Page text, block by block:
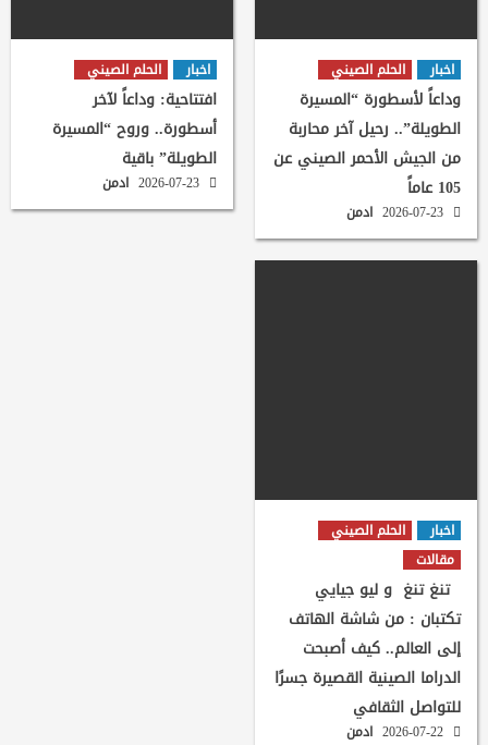
اخبار الحلم الصيني
وداعاً لأسطورة “المسيرة
الطويلة”.. رحيل آخر محاربة
من الجيش الأحمر الصيني عن
105 عاماً
ادمن
اخبار الحلم الصيني
افتتاحية: وداعاً لآخر
أسطورة.. وروح “المسيرة
الطويلة” باقية
ادمن
اخبار
الحلم الصيني
مقالات
تنغ تنغ و ليو جيايي
تكتبان : من شاشة الهاتف
إلى العالم.. كيف أصبحت
الدراما الصينية القصيرة جسرًا
للتواصل الثقافي
ادمن